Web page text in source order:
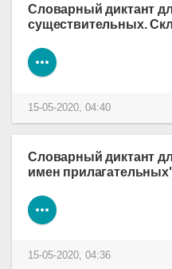
Словарный диктант
существительных.
15-05-2020, 04:40
Словарный диктант
имен
15-05-2020, 04:36